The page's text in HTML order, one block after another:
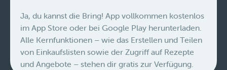
Ja, du kannst die Bring! App vollkommen kostenlos
im App Store oder bei Google Play herunterladen.
Alle Kernfunktionen – wie das Erstellen und Teilen
von Einkaufslisten sowie der Zugriff auf Rezepte
und Angebote – stehen dir gratis zur Verfügung.